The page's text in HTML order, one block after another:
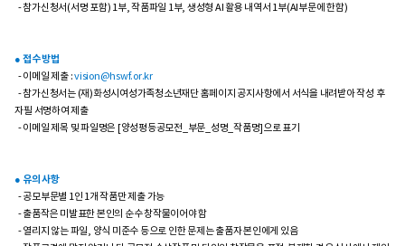
- 참가신청서(서명 포함) 1부, 작품파일 1부, 생성형 AI 활용 내역서 1부(AI부문에 한함)
● 접수 방법
- 이메일 제출 :vision@hswf.or.kr
- 참가신청서는 (재)화성시여성가족청소년재단 홈페이지 공지사항에서 서식을 내려받아 작성 후
자필 서명하여 제출
- 이메일 제목 및 파일명은 [양성평등공모전_부문_성명_작품명]으로 표기
● 유의 사항
- 공모부문별 1인 1개 작품만 제출 가능
- 출품작은 미발표한 본인의 순수 창작물이어야 함
- 열리지 않는 파일, 양식 미준수 등으로 인한 문제는 출품자 본인에게 있음